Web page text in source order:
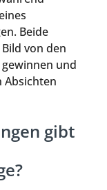
Beide
von den
und
Absichten
gibt